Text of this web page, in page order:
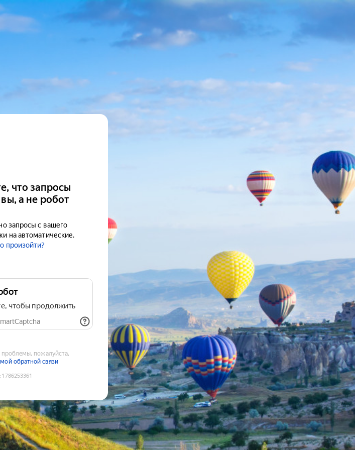
что запросы
а не робот
запросы с вашего
на автоматические.
произойти?
чтобы продолжить
проблемы, пожалуйста,
обратной связи
:1786253361